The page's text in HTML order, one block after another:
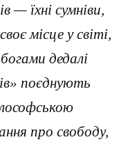
— їхні сумніви,
місце у світі,
дедалі
поєднують
про свободу,